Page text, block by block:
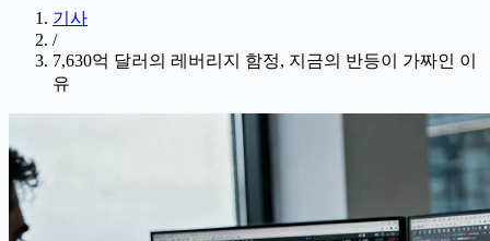
기사
/
7,630억 달러의 레버리지 함정, 지금의 반등이 가짜인 이
유